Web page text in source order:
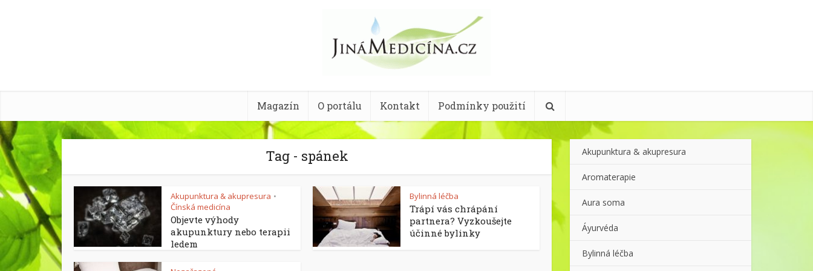
Magazín O portálu Kontakt Podmínky použití
Tag - spánek
Akupunktura & akupresura •
Čínská medicína
Objevte výhody
akupunktury nebo terapii
ledem
Bylinná léčba
Trápí vás chrápání
partnera? Vyzkoušejte
účinné bylinky
Akupunktura & akupresura
Aromaterapie
Aura soma
Áyurvéda
Bylinná léčba